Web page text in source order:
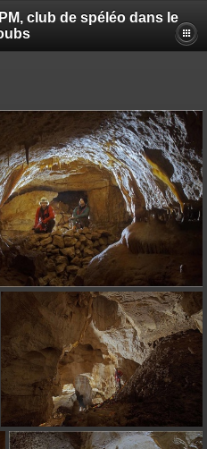
club de spéléo dans le